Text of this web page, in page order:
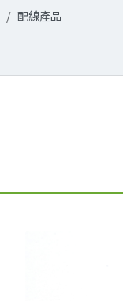
配線產品